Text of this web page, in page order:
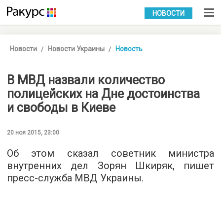
УКР РУС
НОВОСТИ
Новости Новости Украины Новость
В МВД назвали количество
полицейских на Дне достоинства
и свободы в Киеве
20 ноя 2015, 23:00
Об этом сказал советник министра
внутренних дел Зорян Шкиряк, пишет
пресс-служба МВД Украины.